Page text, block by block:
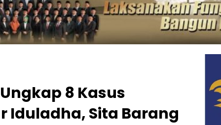
8 Kasus
Iduladha, Sita Barang